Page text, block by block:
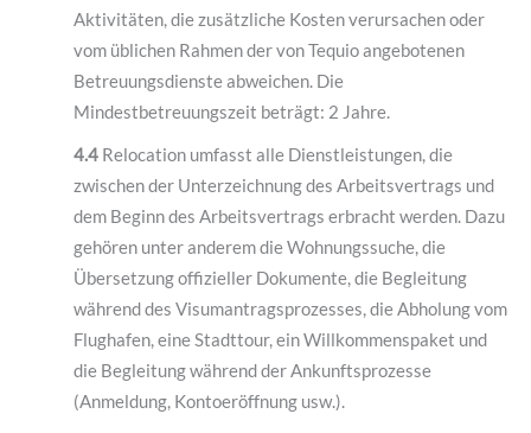
Aktivitäten, die zusätzliche Kosten verursachen oder
vom üblichen Rahmen der von Tequio angebotenen
Betreuungsdienste abweichen. Die
Mindestbetreuungszeit beträgt: 2 Jahre.
4.4Relocation umfasst alle Dienstleistungen, die
zwischen der Unterzeichnung des Arbeitsvertrags und
dem Beginn des Arbeitsvertrags erbracht werden. Dazu
gehören unter anderem die Wohnungssuche, die
Übersetzung offizieller Dokumente, die Begleitung
während des Visumantragsprozesses, die Abholung vom
Flughafen, eine Stadttour, ein Willkommenspaket und
die Begleitung während der Ankunftsprozesse
(Anmeldung, Kontoeröffnung usw.).